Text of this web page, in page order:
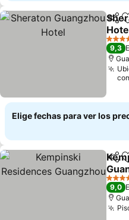
5
9,3
Elige fechas para ver los
5
9,0